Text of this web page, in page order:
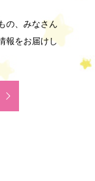
の、みなさん
報をお届けし